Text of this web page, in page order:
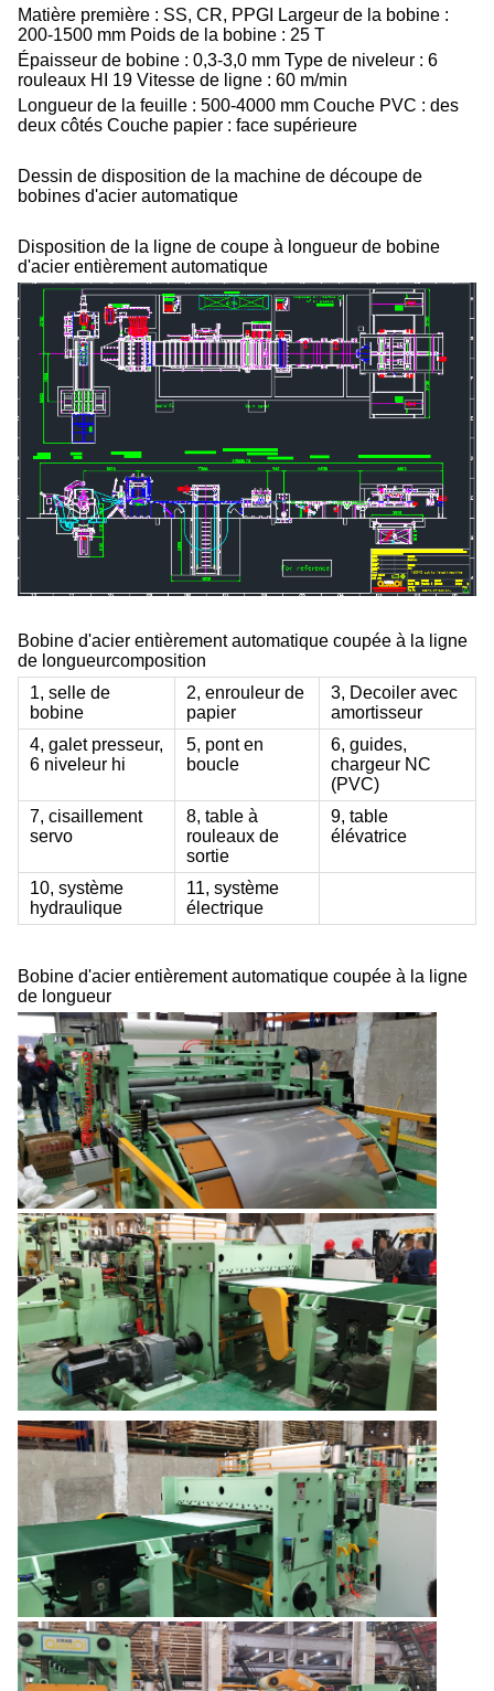
Matière première : SS, CR, PPGI Largeur de la bobine :
200-1500 mm Poids de la bobine : 25 T
Épaisseur de bobine : 0,3-3,0 mm Type de niveleur : 6
rouleaux HI 19 Vitesse de ligne : 60 m/min
Longueur de la feuille : 500-4000 mm Couche PVC : des
deux côtés Couche papier : face supérieure
Dessin de disposition de la machine de découpe de
bobines d'acier automatique
Disposition de la ligne de coupe à longueur de bobine
d'acier entièrement automatique
Bobine d'acier entièrement automatique coupée à la ligne
de longueurcomposition
1, selle de
bobine
2, enrouleur de
papier
3, Decoiler avec
amortisseur
4, galet presseur,
6 niveleur hi
5, pont en
boucle
6, guides,
chargeur NC
(PVC)
7, cisaillement
servo
8, table à
rouleaux de
sortie
9, table
élévatrice
10, système
hydraulique
11, système
électrique
Bobine d'acier entièrement automatique coupée à la ligne
de longueur